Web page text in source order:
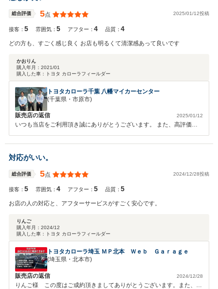
総合評価 5点 2025/01/12投稿
接客：5 雰囲気：5 アフター：4 品質：4
どの方も、すごく感じ良く お店も明るくて清潔感あって良いです
かおりん
購入年月： 2021/01
購入した車：
トヨタ カローラフィールダー
トヨタカローラ千葉 八幡マイカーセンター
(千葉県・市原市)
販売店の返信 2025/01/12
いつも当店をご利用頂き誠にありがとうございます。 また、高評価を
頂きスタッフ一同心よりお礼申し上げます。 スタッフへのお褒めの言
葉も頂きとても嬉しく思います。また、長く大切にお車に乗っていただ
きたいと思い、点検のご案内やアフターサービス等に関しても誠意をも
ってご対応させていただいております。今後ともご相談等お気軽にご連
絡ください。引き続きどうぞ宜しくお願いいたします。
対応がいい。
総合評価 5点 2024/12/28投稿
接客：5 雰囲気：4 アフター：5 品質：5
お店の人の対応と、アフターサービスがすごく安心です。
りんご
購入年月： 2024/12
購入した車：
トヨタ カローラフィールダー
トヨタカローラ埼玉 ＭＰ北本 Ｗｅｂ Ｇａｒａｇｅ
(埼玉県・北本市)
販売店の返信 2024/12/28
りんご様 この度はご成約頂きましてありがとうございます。また、こ